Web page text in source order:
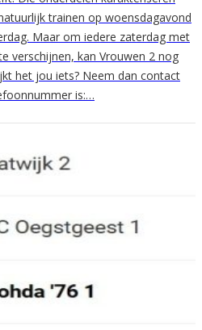
trainen op woensdagavond
Maar om iedere zaterdag met
verschijnen, kan Vrouwen 2 nog
het jou iets? Neem dan contact
is:…